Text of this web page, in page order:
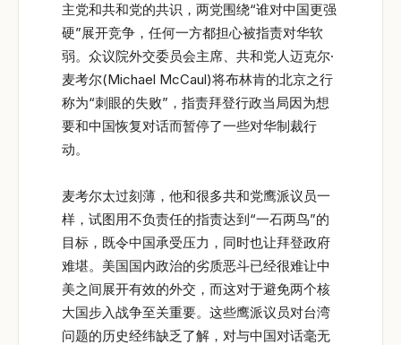
主党和共和党的共识，两党围绕“谁对中国更强
硬”展开竞争，任何一方都担心被指责对华软
弱。众议院外交委员会主席、共和党人迈克尔·
麦考尔(Michael McCaul)将布林肯的北京之行
称为“刺眼的失败”，指责拜登行政当局因为想
要和中国恢复对话而暂停了一些对华制裁行
动。
麦考尔太过刻薄，他和很多共和党鹰派议员一
样，试图用不负责任的指责达到“一石两鸟”的
目标，既令中国承受压力，同时也让拜登政府
难堪。美国国内政治的劣质恶斗已经很难让中
美之间展开有效的外交，而这对于避免两个核
大国步入战争至关重要。这些鹰派议员对台湾
问题的历史经纬缺乏了解，对与中国对话毫无